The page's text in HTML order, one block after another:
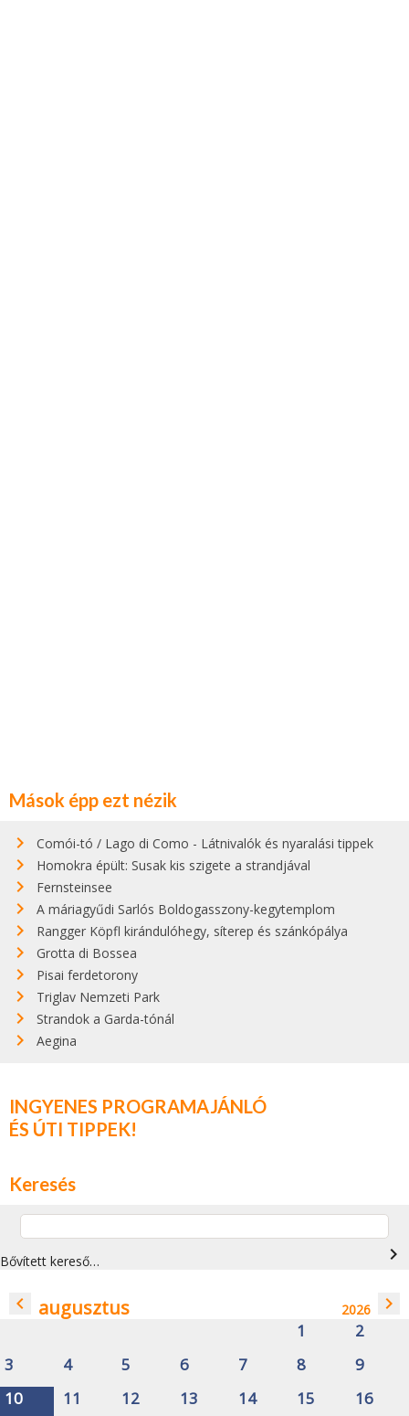
Mások épp ezt nézik
Comói-tó / Lago di Como - Látnivalók és nyaralási tippek
Homokra épült: Susak kis szigete a strandjával
Fernsteinsee
A máriagyűdi Sarlós Boldogasszony-kegytemplom
Rangger Köpfl kirándulóhegy, síterep és szánkópálya
Grotta di Bossea
Pisai ferdetorony
Triglav Nemzeti Park
Strandok a Garda-tónál
Aegina
INGYENES PROGRAMAJÁNLÓ
ÉS ÚTI TIPPEK!
Keresés
Bővített kereső… navigate_next
navigate_before augusztus 2026 navigate_next
1
2
3
4 5 6 7 8
9
10
11 12 13 14 15 16